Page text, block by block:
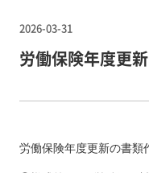
2026-03-31
労働保険年度更
労働保険年度更新の書類